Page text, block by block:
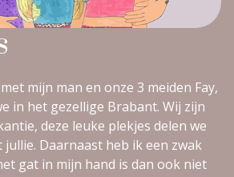
mijn man en onze 3 meiden Fay,
in het gezellige Brabant. Wij zijn
deze leuke plekjes delen we
Daarnaast heb ik een zwak
gat in mijn hand is dan ook niet